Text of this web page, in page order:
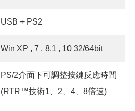
USB + PS2
Win XP , 7 , 8.1 , 10 32/64bit
PS/2介面下可調整按鍵反應時間
(RTR™技術1、2、4、8倍速)